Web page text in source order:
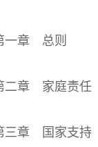
章 总则
章 家庭责任
章 国家支持